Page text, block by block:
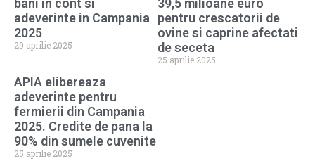
bani in cont si
adeverinte in Campania
2025
29 aprilie 2025
39,5 milioane euro
pentru crescatorii de
ovine si caprine afectati
de seceta
25 aprilie 2025
APIA elibereaza
adeverinte pentru
fermierii din Campania
2025. Credite de pana la
90% din sumele cuvenite
25 aprilie 2025